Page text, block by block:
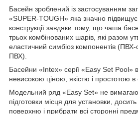
Басейн зроблений із застосуванням
«SUPER-TOUGH» яка значно підвищує
конструкції завдяки тому, що чаша
трьох комбінованих шарів, які разом
еластичний симбіоз компонентів (ПВХ-
ПВХ).
Басейни «Intex» серії «Easy Set Pool»
невисокою ціною, якістю і простотою в
Модельний ряд «Easy Set» не
підготовки місця для установки,
поверхню і прибрати всі сторонні